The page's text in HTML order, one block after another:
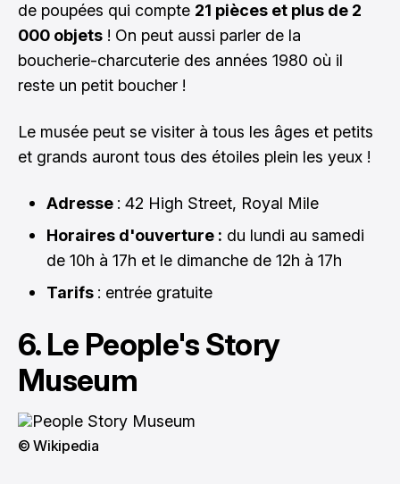
de poupées qui compte 21 pièces et plus de 2
000 objets ! On peut aussi parler de la
boucherie-charcuterie des années 1980 où il
reste un petit boucher !
Le musée peut se visiter à tous les âges et petits
et grands auront tous des étoiles plein les yeux !
Adresse : 42 High Street, Royal Mile
Horaires d'ouverture : du lundi au samedi
de 10h à 17h et le dimanche de 12h à 17h
Tarifs : entrée gratuite
6. Le People's Story
Museum
© Wikipedia